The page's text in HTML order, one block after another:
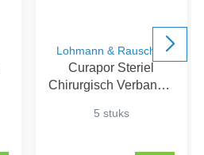
Lohmann & Rauscher
Curapor Steriel
Chirurgisch Verband 7
5 stuks